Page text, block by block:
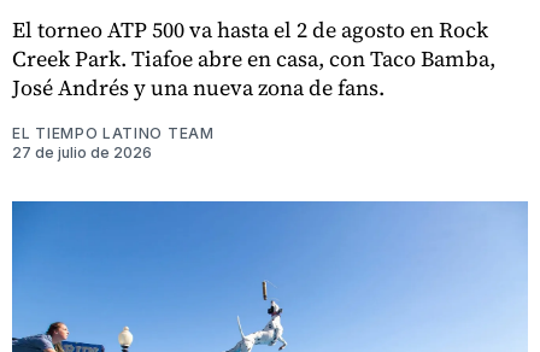
El torneo ATP 500 va hasta el 2 de agosto en Rock
Creek Park. Tiafoe abre en casa, con Taco Bamba,
José Andrés y una nueva zona de fans.
EL TIEMPO LATINO TEAM
27 de julio de 2026